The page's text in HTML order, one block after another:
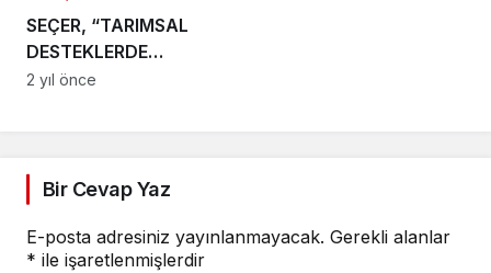
SEÇER, “TARIMSAL
DESTEKLERDE
ÖRNEĞİZ”
2 yıl önce
Bir Cevap Yaz
E-posta adresiniz yayınlanmayacak. Gerekli alanlar
* ile işaretlenmişlerdir